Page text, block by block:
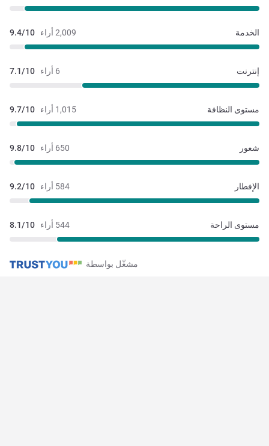
2,009 أراء 9.4/10 الخدمة
6 أراء 7.1/10 إنترنت
1,015 أراء 9.7/10 مستوى النظافة
650 أراء 9.8/10 شعور
584 أراء 9.2/10 الإفطار
544 أراء 8.1/10 مستوى الراحة
مشغّل بواسطة